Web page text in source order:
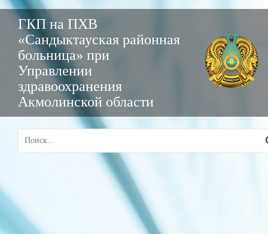
ГКП на ПХВ
«Сандыктауская районная
больница» при
Управлении
здравоохранения
Акмолинской области